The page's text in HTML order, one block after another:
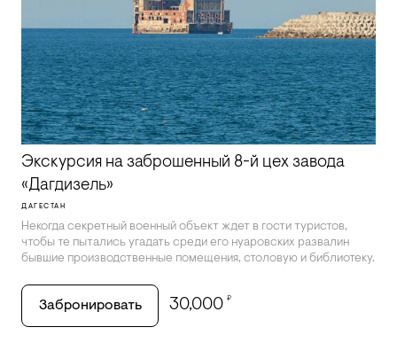
Экскурсия на заброшенный 8-й цех завода
«Дагдизель»
ДАГЕСТАН
Некогда секретный военный объект ждет в гости туристов,
чтобы те пытались угадать среди его нуаровских развалин
бывшие производственные помещения, столовую и библиотеку.
Забронировать 30,000 ₽